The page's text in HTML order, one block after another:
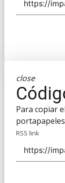
close
Para copiar
RSS link